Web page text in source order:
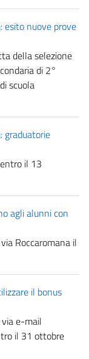
esito nuove prove
della selezione
di 2°
scuola
graduatorie
il 13
agli alunni con
Roccaromana il
il bonus
e-mail
il 31 ottobre